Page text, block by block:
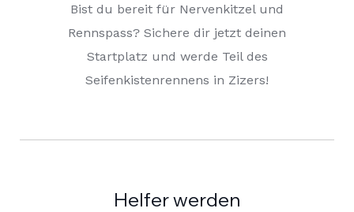
Bist du bereit für Nervenkitzel und
Rennspass? Sichere dir jetzt deinen
Startplatz und werde Teil des
Seifenkistenrennens in Zizers!
Helfer werden